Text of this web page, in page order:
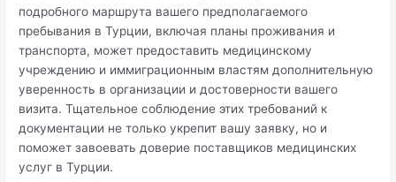
подробного маршрута вашего предполагаемого
пребывания в Турции, включая планы проживания и
транспорта, может предоставить медицинскому
учреждению и иммиграционным властям дополнительную
уверенность в организации и достоверности вашего
визита. Тщательное соблюдение этих требований к
документации не только укрепит вашу заявку, но и
поможет завоевать доверие поставщиков медицинских
услуг в Турции.